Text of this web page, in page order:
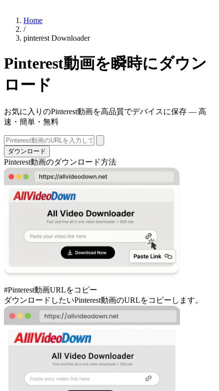
Home
/
pinterest Downloader
Pinterest動画を瞬時にダウン
ロード
お気に入りのPinterest動画を高品質でデバイスに保存 — 高
速・簡単・無料
ダウンロード
Pinterest動画のダウンロード方法
#Pinterest動画URLをコピー
ダウンロードしたいPinterest動画のURLをコピーします。